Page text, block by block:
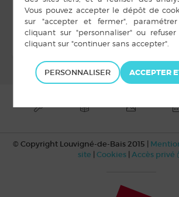
Mois du
multimédia
Bûche de Noël –
loisirs (sous réserve)
© Copyright Louvigné-de-Bais 2015 |
site | Cookies | Accès privé
PERSONNALISER